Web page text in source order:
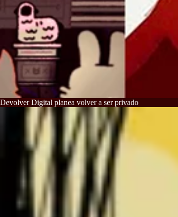
Devolver Digital planea volver a ser privado